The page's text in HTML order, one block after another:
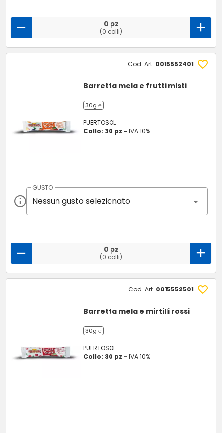
0 pz
(0 colli)
Cod. Art. 0015552401
Barretta mela e frutti misti
30g ℮
PUERTOSOL
Collo: 30 pz -IVA 10%
GUSTO
Nessun gusto selezionato
0 pz
(0 colli)
Cod. Art. 0015552501
Barretta mela e mirtilli rossi
30g ℮
PUERTOSOL
Collo: 30 pz -IVA 10%